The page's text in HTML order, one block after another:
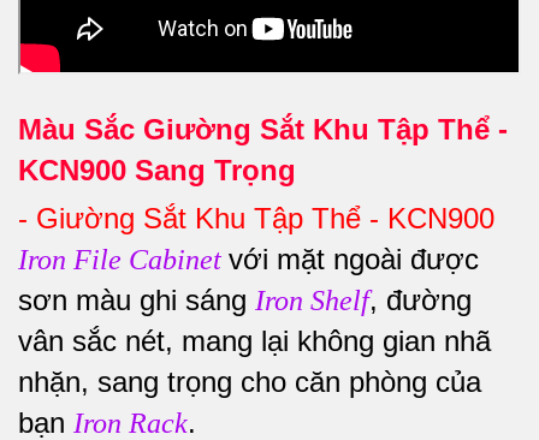
Màu Sắc Giường Sắt Khu Tập Thể -
KCN900 Sang Trọng
- Giường Sắt Khu Tập Thể - KCN900
Iron File Cabinet với mặt ngoài được
sơn màu ghi sáng Iron Shelf, đường
vân sắc nét, mang lại không gian nhã
nhặn, sang trọng cho căn phòng của
bạn Iron Rack.